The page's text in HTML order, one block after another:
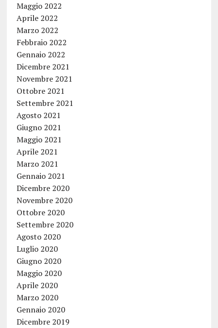
Maggio 2022
Aprile 2022
Marzo 2022
Febbraio 2022
Gennaio 2022
Dicembre 2021
Novembre 2021
Ottobre 2021
Settembre 2021
Agosto 2021
Giugno 2021
Maggio 2021
Aprile 2021
Marzo 2021
Gennaio 2021
Dicembre 2020
Novembre 2020
Ottobre 2020
Settembre 2020
Agosto 2020
Luglio 2020
Giugno 2020
Maggio 2020
Aprile 2020
Marzo 2020
Gennaio 2020
Dicembre 2019